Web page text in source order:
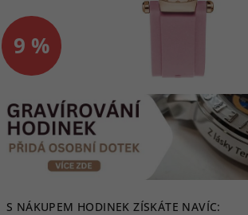
S NÁKUPEM HODINEK ZÍSKÁTE NAVÍC:
9 %